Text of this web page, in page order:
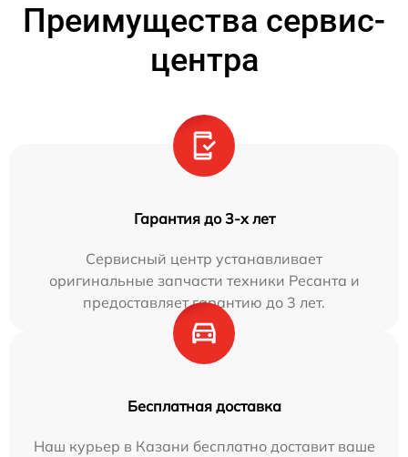
Преимущества сервис-
центра
Гарантия до 3-х лет
Сервисный центр устанавливает
оригинальные запчасти техники Ресанта и
предоставляет гарантию до 3 лет.
Бесплатная доставка
Наш курьер в Казани бесплатно доставит ваше